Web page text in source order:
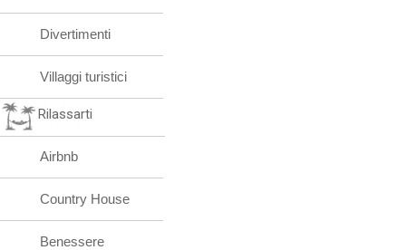
Divertimenti
Villaggi turistici
Rilassarti
Airbnb
Country House
Benessere